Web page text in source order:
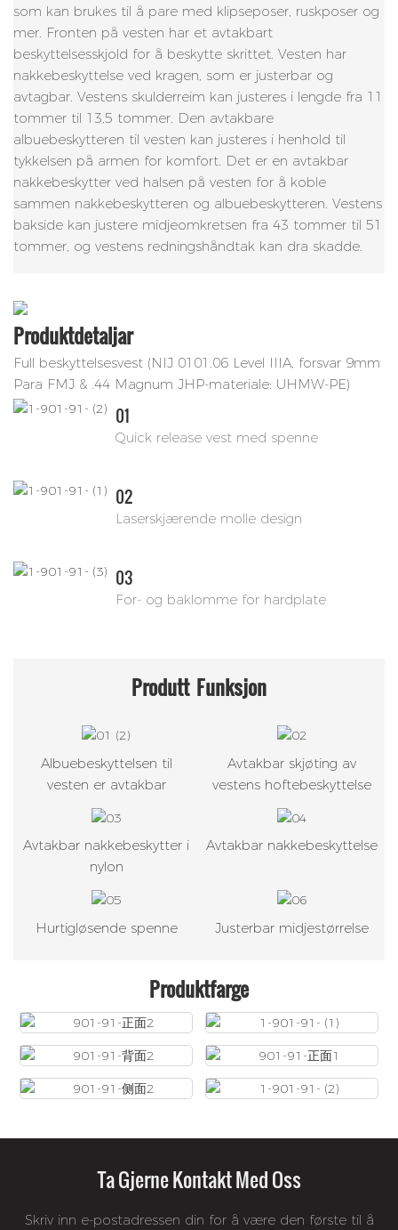
som kan brukes til å pare med klipseposer, ruskposer og
mer. Fronten på vesten har et avtakbart
beskyttelsesskjold for å beskytte skrittet. Vesten har
nakkebeskyttelse ved kragen, som er justerbar og
avtagbar. Vestens skulderreim kan justeres i lengde fra 11
tommer til 13,5 tommer. Den avtakbare
albuebeskytteren til vesten kan justeres i henhold til
tykkelsen på armen for komfort. Det er en avtakbar
nakkebeskytter ved halsen på vesten for å koble
sammen nakkebeskytteren og albuebeskytteren. Vestens
bakside kan justere midjeomkretsen fra 43 tommer til 51
tommer, og vestens redningshåndtak kan dra skadde.
Produktdetaljar
Full beskyttelsesvest (NIJ 0101.06 Level IIIA, forsvar 9mm
Para FMJ & .44 Magnum JHP-materiale: UHMW-PE)
01
Quick release vest med spenne
02
Laserskjærende molle design
03
For- og baklomme for hardplate
Produtt Funksjon
Albuebeskyttelsen til
vesten er avtakbar
Avtakbar skjøting av
vestens hoftebeskyttelse
Avtakbar nakkebeskytter i
nylon
Avtakbar nakkebeskyttelse
Hurtigløsende spenne Justerbar midjestørrelse
Produktfarge
Ta Gjerne Kontakt Med Oss
Skriv inn e-postadressen din for å være den første til å